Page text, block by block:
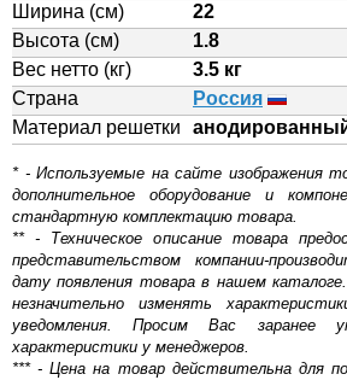
Ширина (см)
22
Высота (см)
1.8
Вес нетто (кг)
3.5 кг
Страна
Россия
Материал решетки
* - Используемые на сайте изображения
дополнительное оборудование и
стандартную комплектацию товара.
** - Техническое описание товара
представительством компании-
дату появления товара в нашем
незначительно изменять
уведомления. Просим Вас заранее
характеристики у менеджеров.
*** - Цена на товар действительна для